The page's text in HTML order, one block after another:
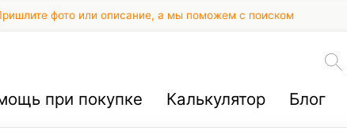
фото или описание, а мы поможем с поиском
при покупке Калькулятор Блог